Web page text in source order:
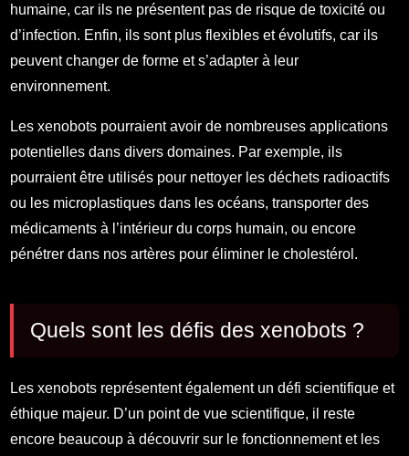
humaine, car ils ne présentent pas de risque de toxicité ou
d’infection. Enfin, ils sont plus flexibles et évolutifs, car ils
peuvent changer de forme et s’adapter à leur
environnement.
Les xenobots pourraient avoir de nombreuses applications
potentielles dans divers domaines. Par exemple, ils
pourraient être utilisés pour nettoyer les déchets radioactifs
ou les microplastiques dans les océans, transporter des
médicaments à l’intérieur du corps humain, ou encore
pénétrer dans nos artères pour éliminer le cholestérol.
Quels sont les défis des xenobots ?
Les xenobots représentent également un défi scientifique et
éthique majeur. D’un point de vue scientifique, il reste
encore beaucoup à découvrir sur le fonctionnement et les